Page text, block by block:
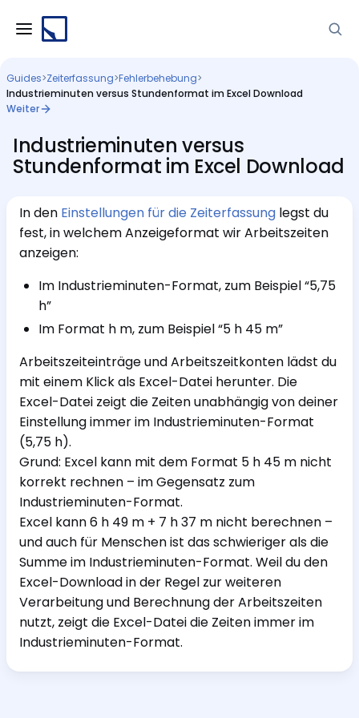
Guides>Zeiterfassung>Fehlerbehebung>
Industrieminuten versus Stundenformat im Excel Download
Weiter
Industrieminuten versus
Stundenformat im Excel Download
In den Einstellungen für die Zeiterfassung legst du
fest, in welchem Anzeigeformat wir Arbeitszeiten
anzeigen:
Im Industrieminuten-Format, zum Beispiel “5,75
h”
Im Format h m, zum Beispiel “5 h 45 m”
Arbeitszeiteinträge und Arbeitszeitkonten lädst du
mit einem Klick als Excel-Datei herunter. Die
Excel-Datei zeigt die Zeiten unabhängig von deiner
Einstellung immer im Industrieminuten-Format
(5,75 h).
Grund: Excel kann mit dem Format 5 h 45 m nicht
korrekt rechnen – im Gegensatz zum
Industrieminuten-Format.
Excel kann 6 h 49 m + 7 h 37 m nicht berechnen –
und auch für Menschen ist das schwieriger als die
Summe im Industrieminuten-Format. Weil du den
Excel-Download in der Regel zur weiteren
Verarbeitung und Berechnung der Arbeitszeiten
nutzt, zeigt die Excel-Datei die Zeiten immer im
Industrieminuten-Format.